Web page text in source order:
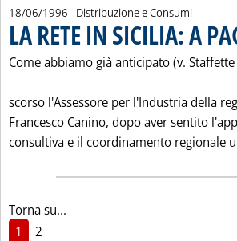
18/06/1996 - Distribuzione e Consumi
LA RETE IN SICILIA: A
Come abbiamo già anticipato (v.
scorso l'Assessore per l'Industria della
Francesco Canino, dopo aver sentito
consultiva e il coordinamento regionale
Torna su...
1
2